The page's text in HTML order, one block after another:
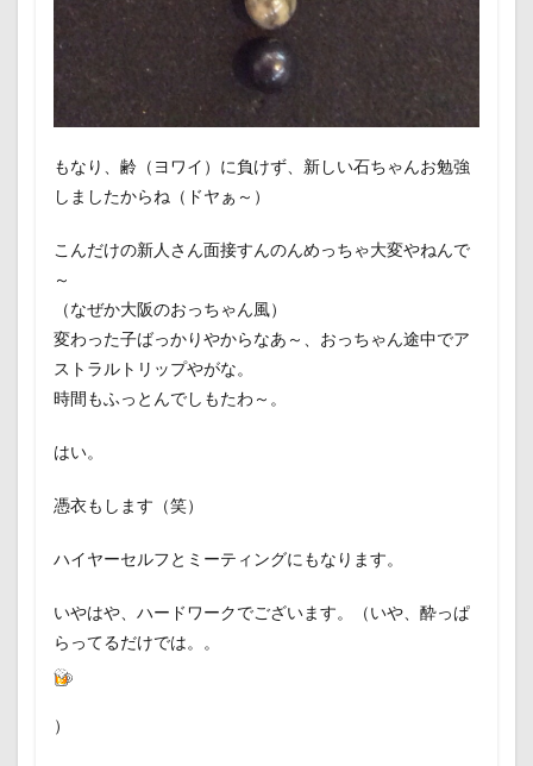
もなり、齢（ヨワイ）に負けず、新しい石ちゃんお勉強
しましたからね（ドヤぁ～）
こんだけの新人さん面接すんのんめっちゃ大変やねんで
～
（なぜか大阪のおっちゃん風）
変わった子ばっかりやからなあ～、おっちゃん途中でア
ストラルトリップやがな。
時間もふっとんでしもたわ～。
はい。
憑衣もします（笑）
ハイヤーセルフとミーティングにもなります。
いやはや、ハードワークでございます。（いや、酔っぱ
らってるだけでは。。
）